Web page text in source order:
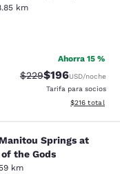
km
Excelente. 646 reseñas
Ahorra 15 %
Precio tachado:
$229Precio con
$196USD/noche
Tarifa para socios
Ver detalles
$216 total
Springs at
the Gods
km